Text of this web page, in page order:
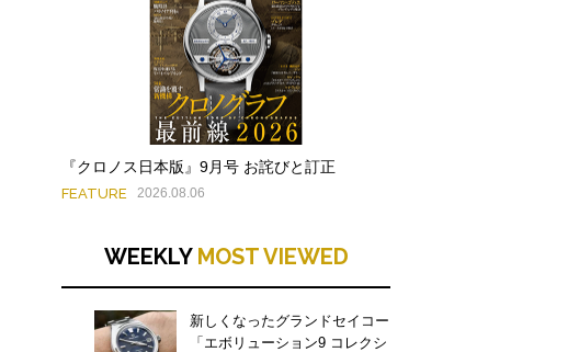
『クロノス日本版』9月号 お詫びと訂正
FEATURE 2026.08.06
WEEKLY MOST VIEWED
新しくなったグランドセイコー
「エボリューション9 コレクシ